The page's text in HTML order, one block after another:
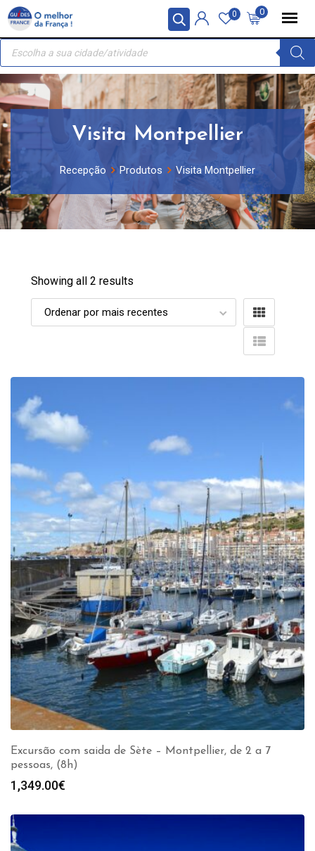
Painel de Gerenciamento de Cookies
Skip
content
0
0
Recherche
produits
Visita Montpellier
Recepção Produtos Visita Montpellier
Showing all 2 results
Excursão com saida de Sète – Montpellier, de 2 a 7
pessoas, (8h)
1,349.00€